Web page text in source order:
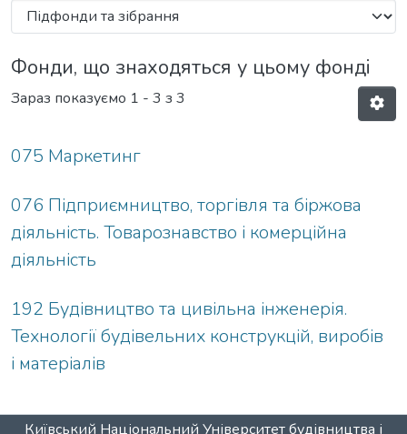
Фонди, що знаходяться у цьому фонді
Зараз показуємо 1 - 3 з 3
075 Маркетинг
076 Підприємництво, торгівля та біржова
діяльність. Товарознавство і комерційна
діяльність
192 Будівництво та цивільна інженерія.
Технології будівельних конструкцій, виробів
і матеріалів
Київський Національний Університет будівництва і